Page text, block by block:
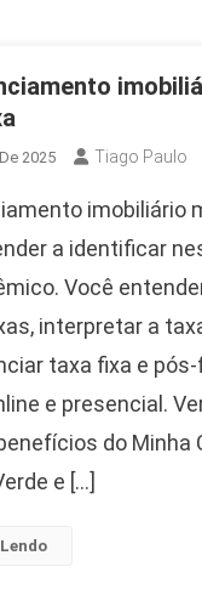
2025 Tiago Paulo
imobiliário
a identificar
Você
interpretar a
taxa fixa e
e presencial.
do Minha
e […]